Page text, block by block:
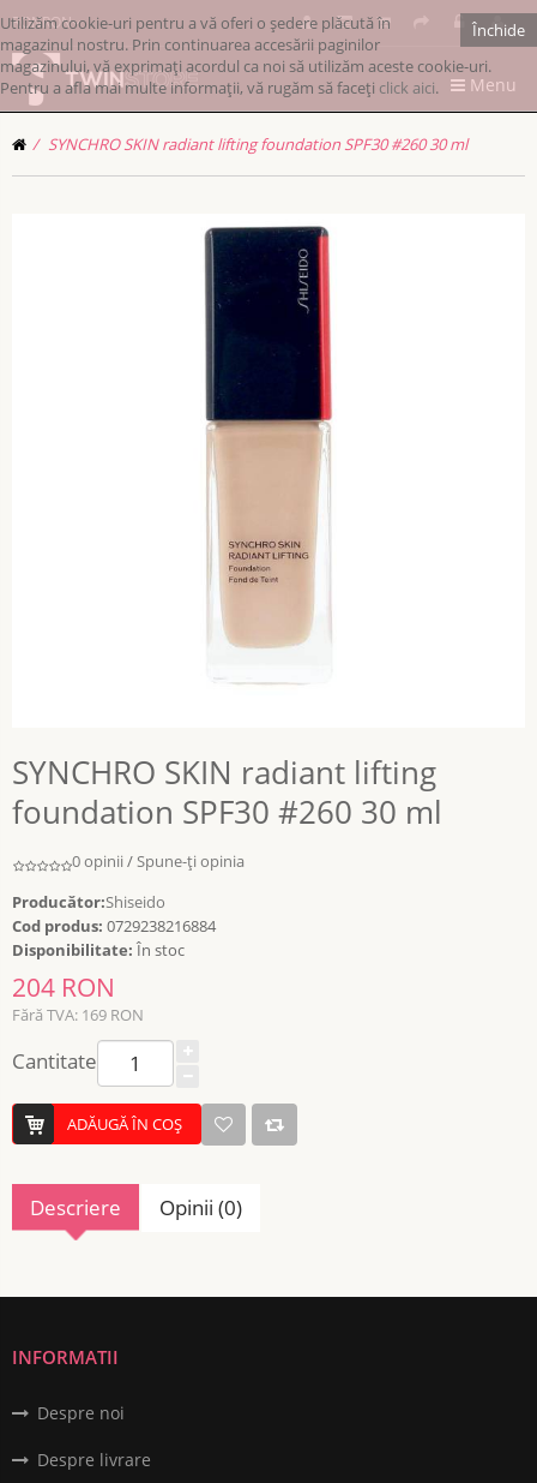
RONRON
Menu
SYNCHRO SKIN radiant lifting foundation SPF30 #260 30 ml
SYNCHRO SKIN radiant lifting
foundation SPF30 #260 30 ml
0 opinii /Spune-ţi opinia
Producător:Shiseido
Cod produs: 0729238216884
Disponibilitate: În stoc
204 RON
Fără TVA: 169 RON
Cantitate
ADĂUGĂ ÎN COŞ
Descriere Opinii (0)
INFORMATII
Despre noi
Despre livrare
Închide
Utilizăm cookie-uri pentru a vă oferi o ședere plăcută în
magazinul nostru. Prin continuarea accesării paginilor
magazinului, vă exprimați acordul ca noi să utilizăm aceste cookie-uri.
Pentru a afla mai multe informații, vă rugăm să faceți click aici.